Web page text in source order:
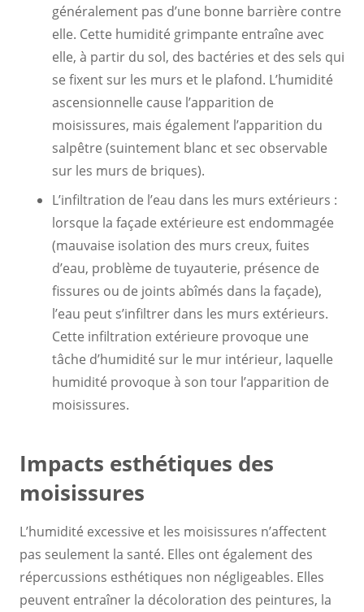
généralement pas d’une bonne barrière contre
elle. Cette humidité grimpante entraîne avec
elle, à partir du sol, des bactéries et des sels qui
se fixent sur les murs et le plafond. L’humidité
ascensionnelle cause l’apparition de
moisissures, mais également l’apparition du
salpêtre (suintement blanc et sec observable
sur les murs de briques).
L’infiltration de l’eau dans les murs extérieurs :
lorsque la façade extérieure est endommagée
(mauvaise isolation des murs creux, fuites
d’eau, problème de tuyauterie, présence de
fissures ou de joints abîmés dans la façade),
l’eau peut s’infiltrer dans les murs extérieurs.
Cette infiltration extérieure provoque une
tâche d’humidité sur le mur intérieur, laquelle
humidité provoque à son tour l’apparition de
moisissures.
Impacts esthétiques des
moisissures
L’humidité excessive et les moisissures n’affectent
pas seulement la santé. Elles ont également des
répercussions esthétiques non négligeables. Elles
peuvent entraîner la décoloration des peintures, la